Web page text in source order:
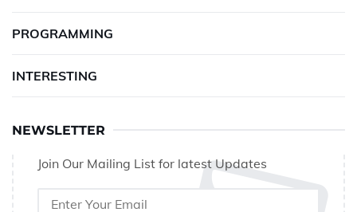
PROGRAMMING
INTERESTING
NEWSLETTER
Join Our Mailing List for latest Updates